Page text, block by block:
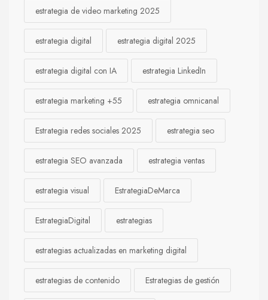
estrategia de video marketing 2025
estrategia digital estrategia digital 2025
estrategia digital con IA estrategia LinkedIn
estrategia marketing +55 estrategia omnicanal
Estrategia redes sociales 2025 estrategia seo
estrategia SEO avanzada estrategia ventas
estrategia visual EstrategiaDeMarca
EstrategiaDigital estrategias
estrategias actualizadas en marketing digital
estrategias de contenido Estrategias de gestión